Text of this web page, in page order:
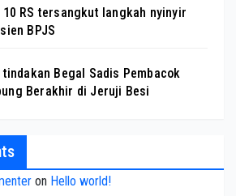
RS tersangkut langkah nyinyir
BPJS
Begal Sadis Pembacok
Berakhir di Jeruji Besi
on Hello world!